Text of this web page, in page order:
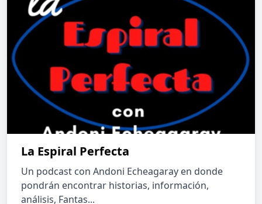
La Espiral Perfecta
Un podcast con Andoni Echeagaray en donde
pondrán encontrar historias, información,
análisis, Fantas...